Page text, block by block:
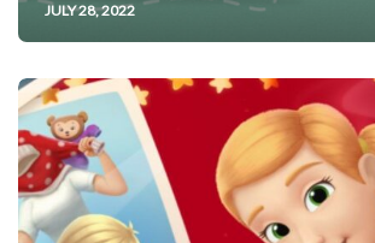
JULY 28, 2022